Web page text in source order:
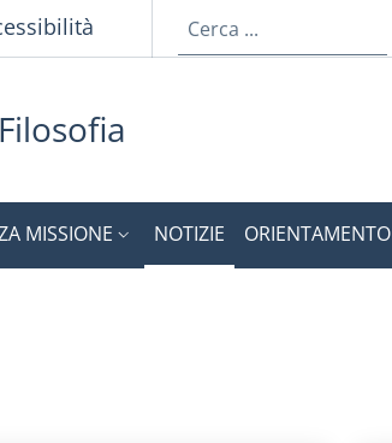
MISSIONE NOTIZIE ORIENTAMENTO